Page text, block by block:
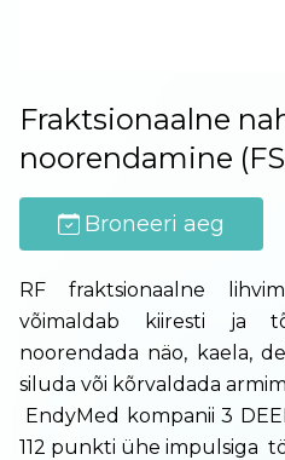
Fraktsionaalne
noorendamine
Broneeri aeg
RF fraktsionaalne
võimaldab kiiresti ja
noorendada näo, kaela,
siluda või kõrvaldada
EndyMed kompanii 3
112 punkti ühe impulsiga